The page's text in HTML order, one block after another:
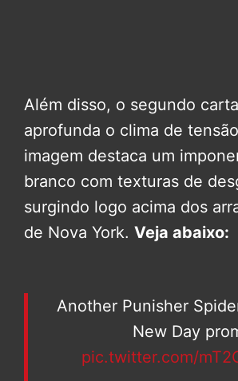
Além disso, o segundo
aprofunda o clima de
imagem destaca um
branco com texturas de
surgindo logo acima dos
de Nova York. Veja abaixo:
Another Punisher
New Day
pic.twitter.com/